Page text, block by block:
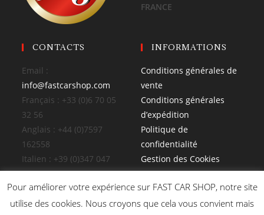
FRANCE
CONTACTS
Email :
info@fastcarshop.com
Français : +33 (0)6 70 05
32 56
Anglais : +44 (0)7597
162558
Italien : +39 (0)347 047
4026
INFORMATIONS
Conditions générales de
vente
Conditions générales
d’expédition
Politique de
confidentialité
Gestion des Cookies
Pour améliorer votre expérience sur FAST CAR SHOP, notre site
utilise des cookies. Nous croyons que cela vous convient mais